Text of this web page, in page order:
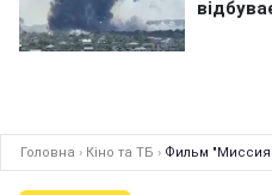
Головна › Кіно та ТБ › Фильм "Миссия